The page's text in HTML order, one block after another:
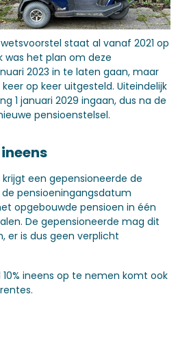
staat al vanaf 2021 op
was het plan om deze
2023 in te laten gaan, maar
op keer uitgesteld. Uiteindelijk
1 januari 2029 ingaan, dus na de
pensioenstelsel.
krijgt een gepensioneerde de
pensioeningangsdatum
opgebouwde pensioen in één
De gepensioneerde mag dit
er is dus geen verplicht
ineens op te nemen komt ook